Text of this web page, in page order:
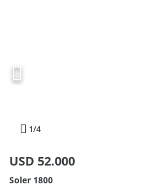
1/4
USD 52.000
Soler 1800